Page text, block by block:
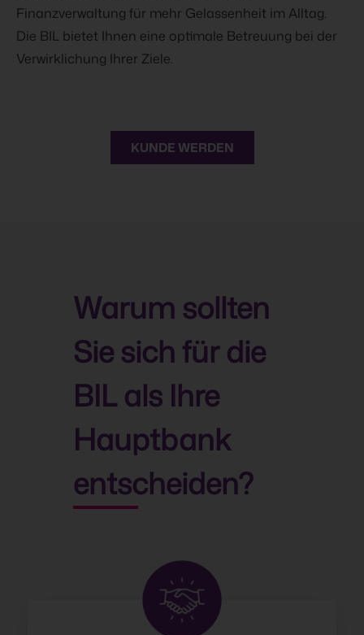
Finanzverwaltung für mehr Gelassenheit im Alltag.
Die BIL bietet Ihnen eine optimale Betreuung bei der
Verwirklichung Ihrer Ziele.
KUNDE WERDEN
Warum sollten
Sie sich für die
BIL als Ihre
Hauptbank
entscheiden?